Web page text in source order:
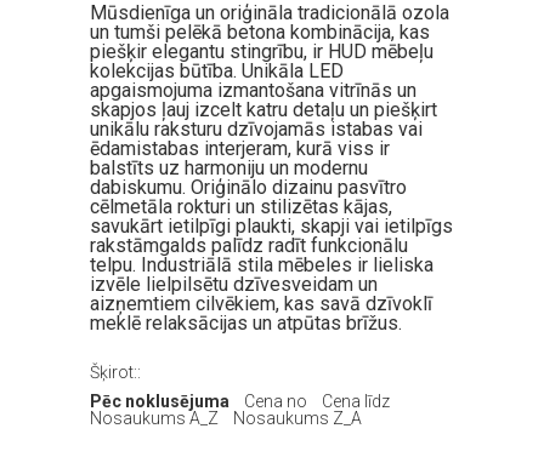
Mūsdienīga un oriģināla tradicionālā ozola
un tumši pelēkā betona kombinācija, kas
piešķir elegantu stingrību, ir HUD mēbeļu
kolekcijas būtība. Unikāla LED
apgaismojuma izmantošana vitrīnās un
skapjos ļauj izcelt katru detaļu un piešķirt
unikālu raksturu dzīvojamās istabas vai
ēdamistabas interjeram, kurā viss ir
balstīts uz harmoniju un modernu
dabiskumu. Oriģinālo dizainu pasvītro
cēlmetāla rokturi un stilizētas kājas,
savukārt ietilpīgi plaukti, skapji vai ietilpīgs
rakstāmgalds palīdz radīt funkcionālu
telpu. Industriālā stila mēbeles ir lieliska
izvēle lielpilsētu dzīvesveidam un
aizņemtiem cilvēkiem, kas savā dzīvoklī
meklē relaksācijas un atpūtas brīžus.
Šķirot::
Pēc noklusējuma
Cena no
Cena līdz
Nosaukums A_Z
Nosaukums Z_A